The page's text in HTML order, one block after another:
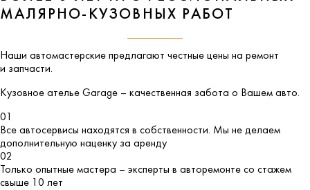
МАЛЯРНО-КУЗОВНЫХ РАБОТ
Наши автомастерские предлагают честные цены на ремонт
и запчасти.
Кузовное ателье Garage – качественная забота о Вашем авто.
01
Все автосервисы находятся в собственности. Мы не делаем
дополнительную наценку за аренду
02
Только опытные мастера – эксперты в авторемонте со стажем
свыше 10 лет